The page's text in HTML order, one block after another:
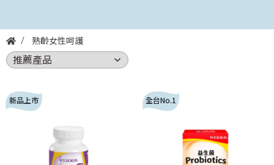
熟齡女性呵護
新品上市 全台No.1